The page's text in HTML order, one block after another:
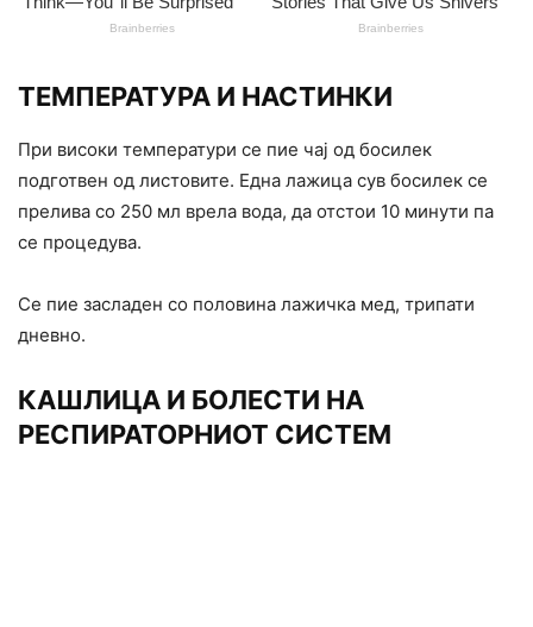
ТЕМПЕРАТУРА И НАСТИНКИ
При високи температури се пие чај од босилек
подготвен од листовите. Една лажица сув босилек се
прелива со 250 мл врела вода, да отстои 10 минути па
се процедува.
Се пие засладен со половина лажичка мед, трипати
дневно.
КАШЛИЦА И БОЛЕСТИ НА
РЕСПИРАТОРНИОТ СИСТЕМ